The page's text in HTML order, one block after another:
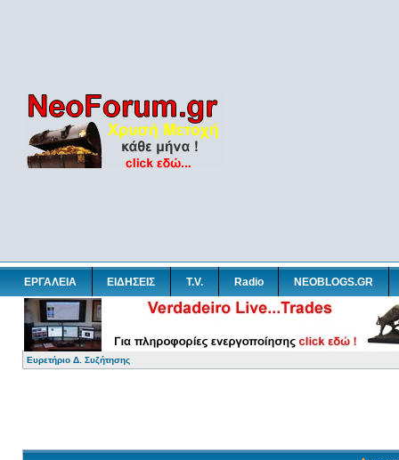
ΕΡΓΑΛΕΙΑ ΕΙΔΗΣΕΙΣ T.V. Radio NEOBLOGS.GR
Ευρετήριο Δ. Συζήτησης